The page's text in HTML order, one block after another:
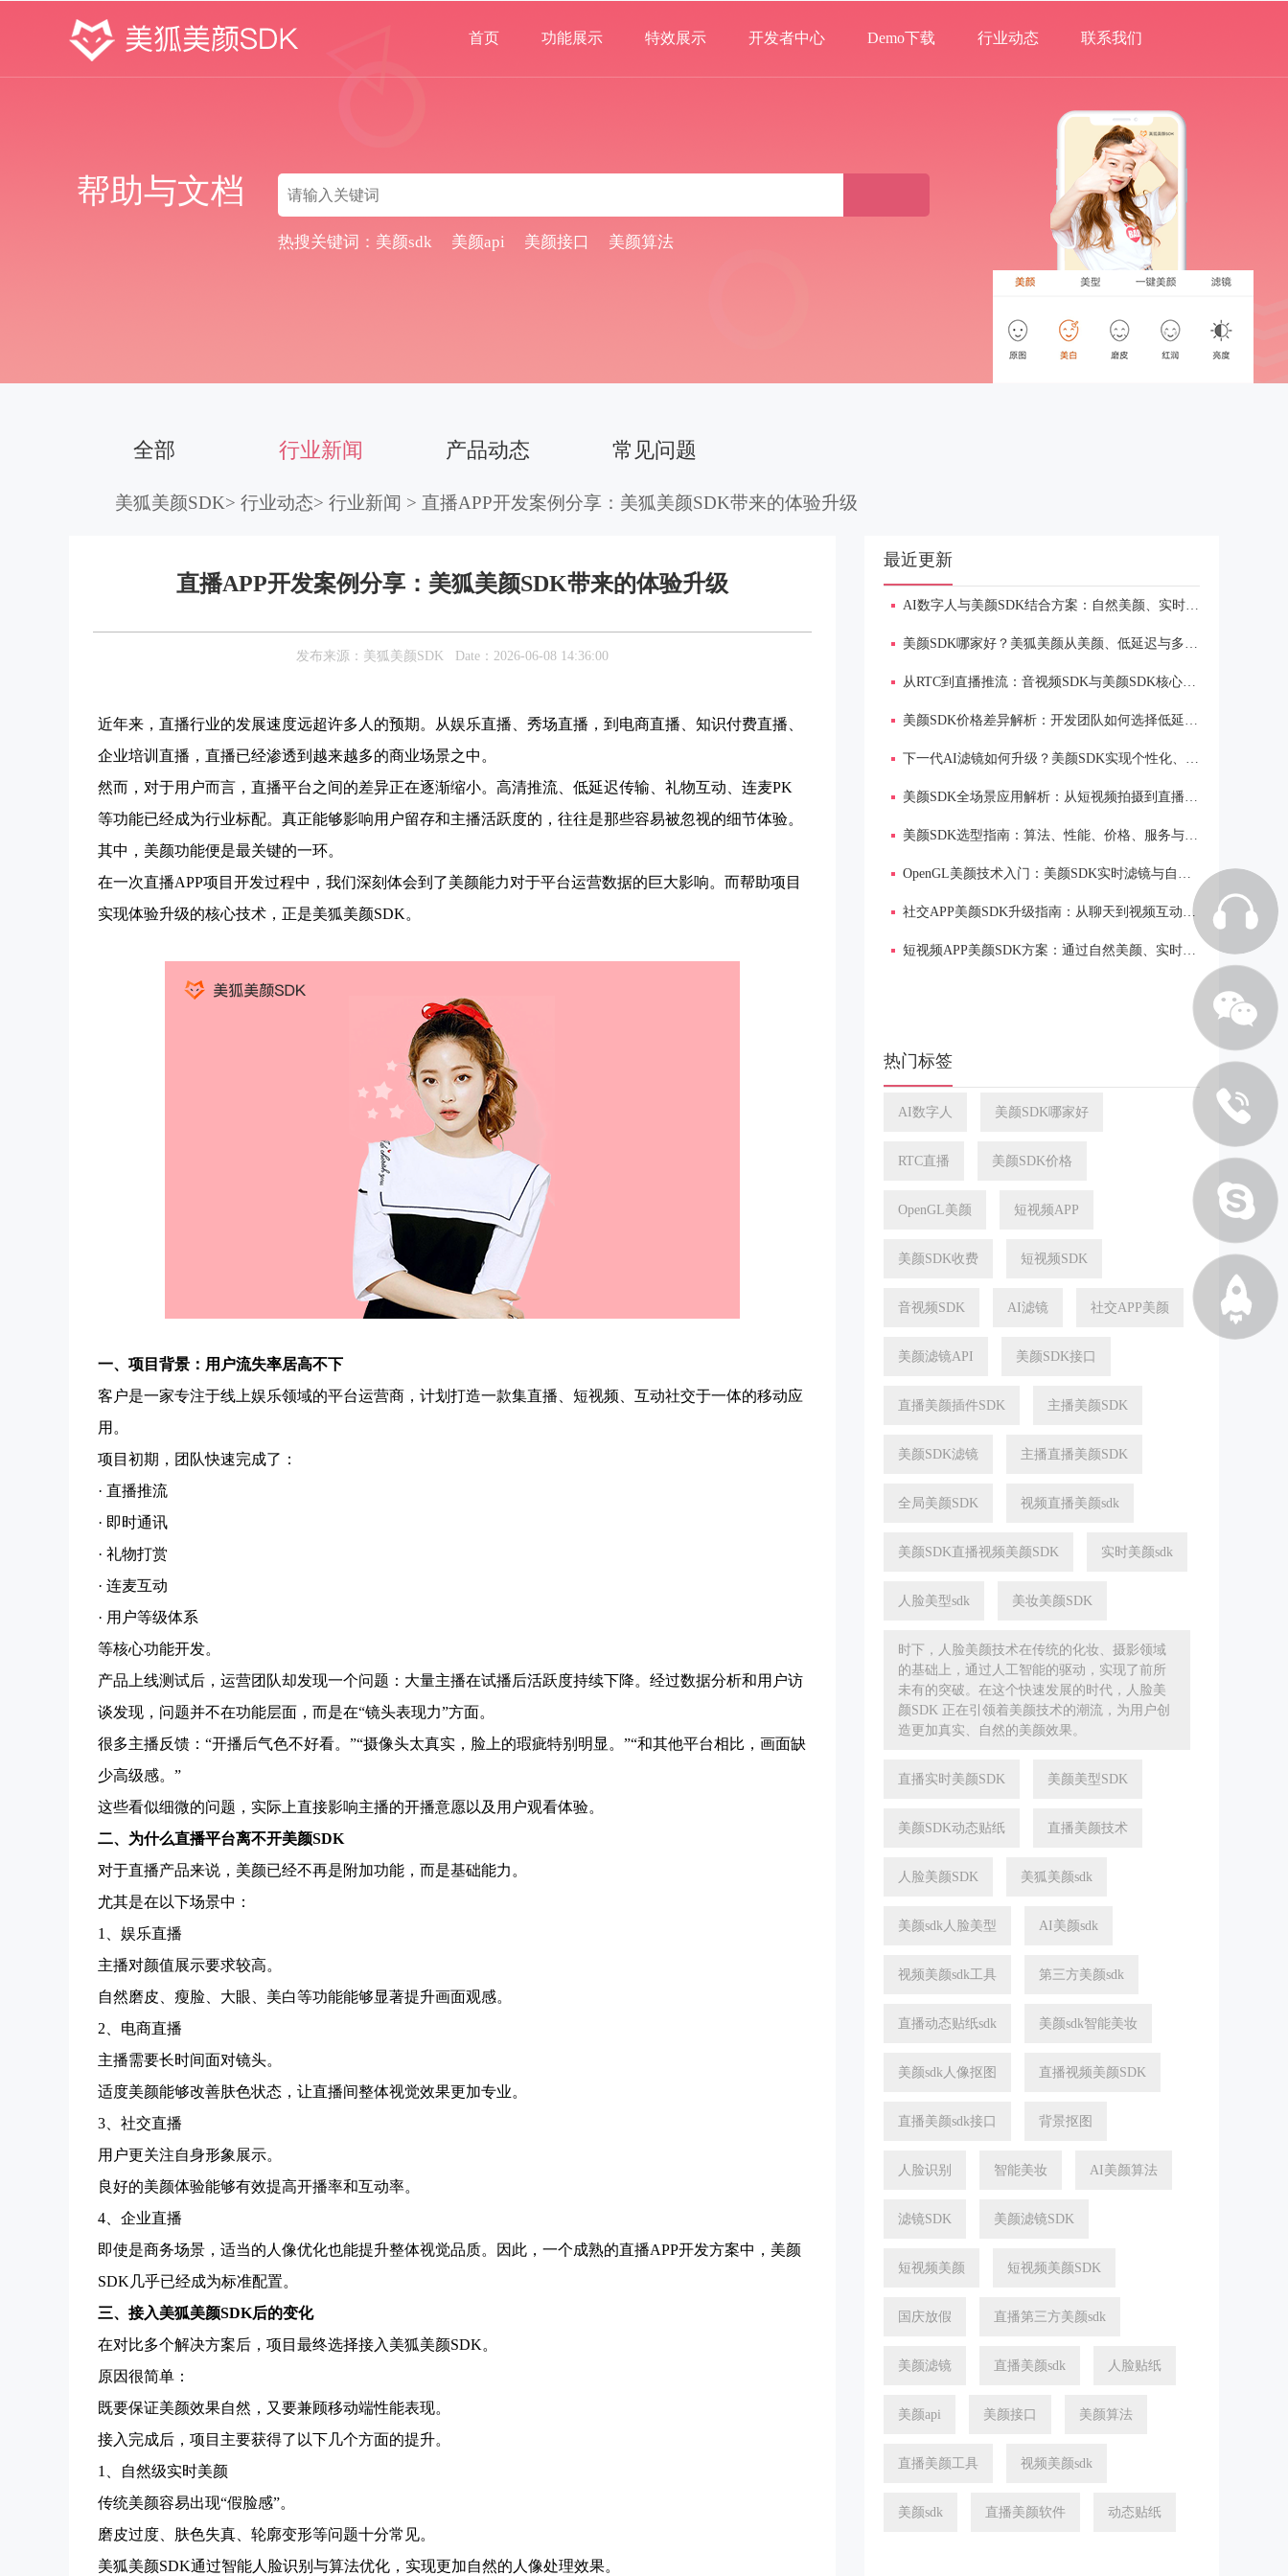
首页 功能展示 特效展示 开发者中心 Demo下载 行业动态 联系我们
帮助与文档
热搜关键词： 美颜sdk 美颜api 美颜接口 美颜算法
全部 行业新闻 产品动态 常见问题
美狐美颜SDK> 行业动态> 行业新闻 > 直播APP开发案例分享：美狐美颜SDK带来的体验升级
直播APP开发案例分享：美狐美颜SDK带来的体验升级
发布来源：美狐美颜SDK Date：2026-06-08 14:36:00
近年来，直播行业的发展速度远超许多人的预期。从娱乐直播、秀场直播，到电商直播、知识付费直播、
企业培训直播，直播已经渗透到越来越多的商业场景之中。
然而，对于用户而言，直播平台之间的差异正在逐渐缩小。高清推流、低延迟传输、礼物互动、连麦PK
等功能已经成为行业标配。真正能够影响用户留存和主播活跃度的，往往是那些容易被忽视的细节体验。
其中，美颜功能便是最关键的一环。
在一次直播APP项目开发过程中，我们深刻体会到了美颜能力对于平台运营数据的巨大影响。而帮助项目
实现体验升级的核心技术，正是美狐美颜SDK。
一、项目背景：用户流失率居高不下
客户是一家专注于线上娱乐领域的平台运营商，计划打造一款集直播、短视频、互动社交于一体的移动应
用。
项目初期，团队快速完成了：
· 直播推流
· 即时通讯
· 礼物打赏
· 连麦互动
· 用户等级体系
等核心功能开发。
产品上线测试后，运营团队却发现一个问题：大量主播在试播后活跃度持续下降。经过数据分析和用户访
谈发现，问题并不在功能层面，而是在“镜头表现力”方面。
很多主播反馈：“开播后气色不好看。”“摄像头太真实，脸上的瑕疵特别明显。”“和其他平台相比，画面缺
少高级感。”
这些看似细微的问题，实际上直接影响主播的开播意愿以及用户观看体验。
二、为什么直播平台离不开美颜SDK
对于直播产品来说，美颜已经不再是附加功能，而是基础能力。
尤其是在以下场景中：
1、娱乐直播
主播对颜值展示要求较高。
自然磨皮、瘦脸、大眼、美白等功能能够显著提升画面观感。
2、电商直播
主播需要长时间面对镜头。
适度美颜能够改善肤色状态，让直播间整体视觉效果更加专业。
3、社交直播
用户更关注自身形象展示。
良好的美颜体验能够有效提高开播率和互动率。
4、企业直播
即使是商务场景，适当的人像优化也能提升整体视觉品质。因此，一个成熟的直播APP开发方案中，美颜
SDK几乎已经成为标准配置。
三、接入美狐美颜SDK后的变化
在对比多个解决方案后，项目最终选择接入美狐美颜SDK。
原因很简单：
既要保证美颜效果自然，又要兼顾移动端性能表现。
接入完成后，项目主要获得了以下几个方面的提升。
1、自然级实时美颜
传统美颜容易出现“假脸感”。
磨皮过度、肤色失真、轮廓变形等问题十分常见。
美狐美颜SDK通过智能人脸识别与算法优化，实现更加自然的人像处理效果。
最近更新
AI数字人与美颜SDK结合方案：自然美颜、实时渲染与低延迟体验
美颜SDK哪家好？美狐美颜从美颜、低延迟与多端适配解析
从RTC到直播推流：音视频SDK与美颜SDK核心能力解析
美颜SDK价格差异解析：开发团队如何选择低延迟、多端适配方案
下一代AI滤镜如何升级？美颜SDK实现个性化、实时渲染与场景自适应
美颜SDK全场景应用解析：从短视频拍摄到直播连麦的自然美颜解决方案
美颜SDK选型指南：算法、性能、价格、服务与多端适配全维度分析
OpenGL美颜技术入门：美颜SDK实时滤镜与自然磨皮实现原理
社交APP美颜SDK升级指南：从聊天到视频互动的自然美颜与低延迟方案
短视频APP美颜SDK方案：通过自然美颜、实时渲染提升内容质感
热门标签
AI数字人 美颜SDK哪家好
RTC直播 美颜SDK价格
OpenGL美颜 短视频APP
美颜SDK收费 短视频SDK
音视频SDK AI滤镜 社交APP美颜
美颜滤镜API 美颜SDK接口
直播美颜插件SDK 主播美颜SDK
美颜SDK滤镜 主播直播美颜SDK
全局美颜SDK 视频直播美颜sdk
美颜SDK直播视频美颜SDK 实时美颜sdk
人脸美型sdk 美妆美颜SDK
时下，人脸美颜技术在传统的化妆、摄影领域
的基础上，通过人工智能的驱动，实现了前所
未有的突破。在这个快速发展的时代，人脸美
颜SDK 正在引领着美颜技术的潮流，为用户创
造更加真实、自然的美颜效果。
直播实时美颜SDK 美颜美型SDK
美颜SDK动态贴纸 直播美颜技术
人脸美颜SDK 美狐美颜sdk
美颜sdk人脸美型 AI美颜sdk
视频美颜sdk工具 第三方美颜sdk
直播动态贴纸sdk 美颜sdk智能美妆
美颜sdk人像抠图 直播视频美颜SDK
直播美颜sdk接口 背景抠图
人脸识别 智能美妆 AI美颜算法
滤镜SDK 美颜滤镜SDK
短视频美颜 短视频美颜SDK
国庆放假 直播第三方美颜sdk
美颜滤镜 直播美颜sdk 人脸贴纸
美颜api 美颜接口 美颜算法
直播美颜工具 视频美颜sdk
美颜sdk 直播美颜软件 动态贴纸